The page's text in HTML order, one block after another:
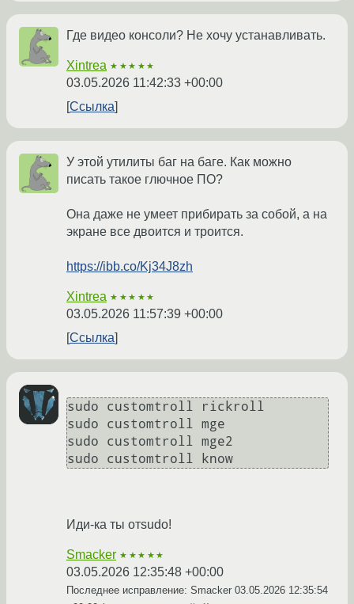
Где видео консоли? Не хочу устанавливать.
Xintrea ★★★★★
03.05.2026 11:42:33 +00:00
Ссылка
У этой утилиты баг на баге. Как можно
писать такое глючное ПО?
Она даже не умеет прибирать за собой, а на
экране все двоится и троится.
https://ibb.co/Kj34J8zh
Xintrea ★★★★★
03.05.2026 11:57:39 +00:00
Ссылка
sudo customtroll rickroll
sudo customtroll mge
sudo customtroll mge2
Иди-ка ты отsudo!
Smacker ★★★★★
03.05.2026 12:35:48 +00:00
Последнее исправление: Smacker 03.05.2026 12:35:54